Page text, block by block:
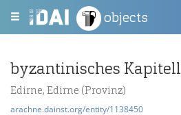
objects
byzantinisches Kapitell
Edirne, Edirne (Provinz)
arachne.dainst.org/entity/1138450